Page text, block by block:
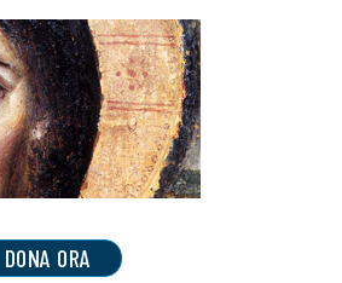
DONA ORA